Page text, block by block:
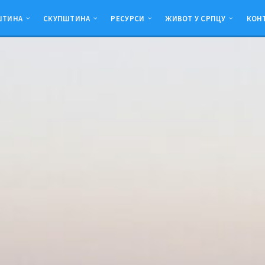
СКУПШТИНА РЕСУРСИ ЖИВОТ У СРПЦУ